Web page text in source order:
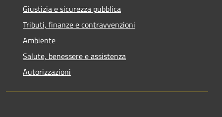
Giustizia e sicurezza pubblica
Tributi, finanze e contravvenzioni
Ambiente
Salute, benessere e assistenza
Autorizzazioni